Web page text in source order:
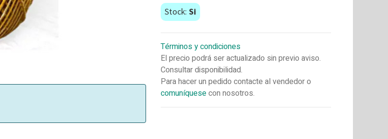
Stock: Si
Términos y condiciones
El precio podrá ser actualizado sin previo aviso.
Consultar disponibilidad.
Para hacer un pedido contacte al vendedor o
comuníquesecon nosotros.